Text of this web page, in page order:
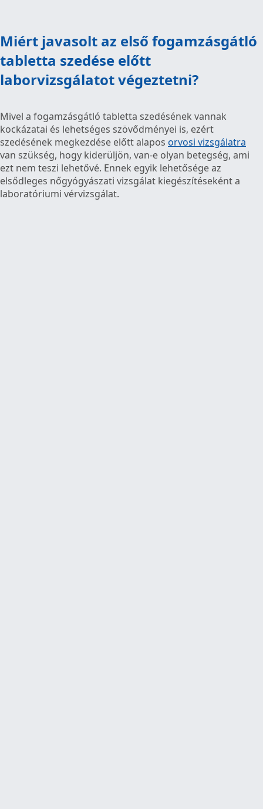
Miért javasolt az első fogamzásgátló
tabletta szedése előtt
laborvizsgálatot végeztetni?
Mivel a fogamzásgátló tabletta szedésének vannak
kockázatai és lehetséges szövődményei is, ezért
szedésének megkezdése előtt alapos orvosi vizsgálatra
van szükség, hogy kiderüljön, van-e olyan betegség, ami
ezt nem teszi lehetővé. Ennek egyik lehetősége az
elsődleges nőgyógyászati vizsgálat kiegészítéseként a
laboratóriumi vérvizsgálat.